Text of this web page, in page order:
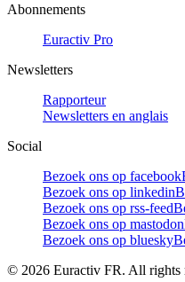
Abonnements
Euractiv Pro
Newsletters
Rapporteur
Newsletters en anglais
Social
Bezoek ons op facebook
Bezoek ons op linkedin
Bezoek ons op rss-feed
Bezoek ons op mastodon
Bezoek ons op bluesky
© 2026 Euractiv FR. All rights